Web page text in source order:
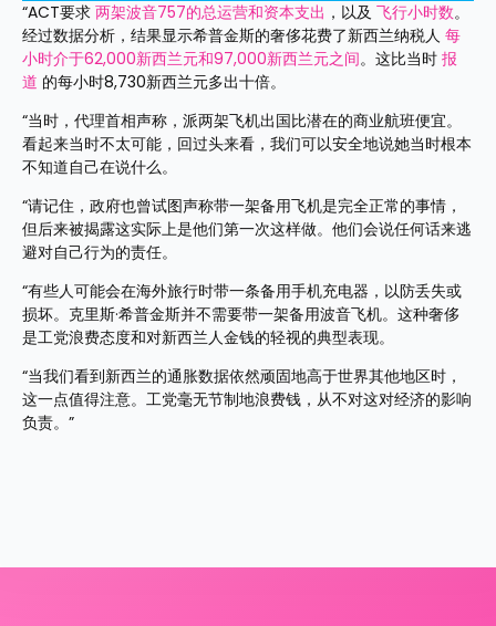
“ACT要求 两架波音757的总运营和资本支出 ，以及 飞行小时数。
经过数据分析，结果显示希普金斯的奢侈花费了新西兰纳税人 每
小时介于62,000新西兰元和97,000新西兰元之间。这比当时 报
道 的每小时8,730新西兰元多出十倍。
“当时，代理首相声称，派两架飞机出国比潜在的商业航班便宜。
看起来当时不太可能，回过头来看，我们可以安全地说她当时根本
不知道自己在说什么。
“请记住，政府也曾试图声称带一架备用飞机是完全正常的事情，
但后来被揭露这实际上是他们第一次这样做。他们会说任何话来逃
避对自己行为的责任。
“有些人可能会在海外旅行时带一条备用手机充电器，以防丢失或
损坏。克里斯·希普金斯并不需要带一架备用波音飞机。这种奢侈
是工党浪费态度和对新西兰人金钱的轻视的典型表现。
“当我们看到新西兰的通胀数据依然顽固地高于世界其他地区时，
这一点值得注意。工党毫无节制地浪费钱，从不对这对经济的影响
负责。”